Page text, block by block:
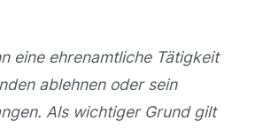
eine ehrenamtliche Tätigkeit
ablehnen oder sein
Als wichtiger Grund gilt